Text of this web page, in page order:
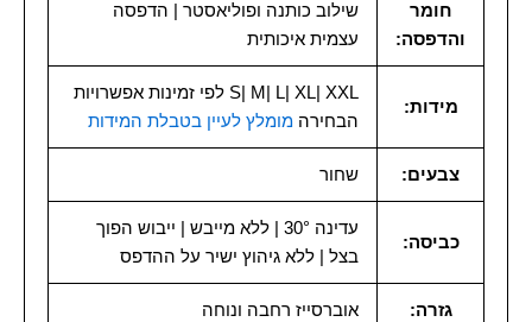
חומר
והדפסה:
שילוב כותנה ופוליאסטר | הדפסה
עצמית איכותית
מידות:
S| M| L| XL| XXL לפי זמינות אפשרויות
הבחירה מומלץ לעיין בטבלת המידות
צבעים: שחור
כביסה:
עדינה 30° | ללא מייבש | ייבוש הפוך
בצל | ללא גיהוץ ישיר על ההדפס
גזרה: אוברסייז רחבה ונוחה